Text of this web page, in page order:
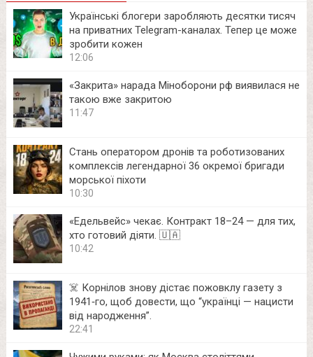
Українські блогери заробляють десятки тисяч
на приватних Telegram-каналах. Тепер це може
зробити кожен
12:06
«Закрита» нарада Міноборони рф виявилася не
такою вже закритою
11:47
Стань оператором дронів та роботизованих
комплексів легендарної 36 окремої бригади
морської піхоти
10:30
«Едельвейс» чекає. Контракт 18–24 — для тих,
хто готовий діяти. 🇺🇦
10:42
☠️ Корнілов знову дістає пожовклу газету з
1941‑го, щоб довести, що “українці — нацисти
від народження”.
22:41